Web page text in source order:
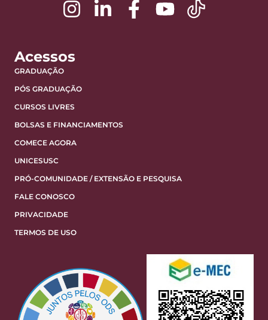
Acessos
GRADUAÇÃO
PÓS GRADUAÇÃO
CURSOS LIVRES
BOLSAS E FINANCIAMENTOS
COMECE AGORA
UNICESUSC
PRÓ-COMUNIDADE / EXTENSÃO E PESQUISA
FALE CONOSCO
PRIVACIDADE
TERMOS DE USO